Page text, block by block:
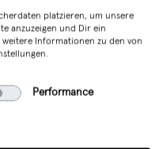
Dörzbach
sind innovative
platzieren, um unsere
anzuzeigen und Dir ein
Informationen zu den von
Performance